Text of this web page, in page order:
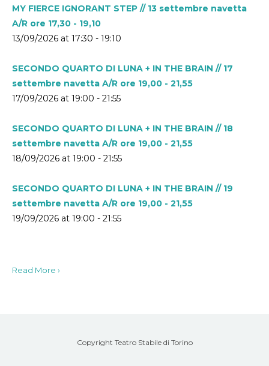
MY FIERCE IGNORANT STEP // 13 settembre navetta
A/R ore 17,30 - 19,10
13/09/2026 at 17:30 - 19:10
SECONDO QUARTO DI LUNA + IN THE BRAIN // 17
settembre navetta A/R ore 19,00 - 21,55
17/09/2026 at 19:00 - 21:55
SECONDO QUARTO DI LUNA + IN THE BRAIN // 18
settembre navetta A/R ore 19,00 - 21,55
18/09/2026 at 19:00 - 21:55
SECONDO QUARTO DI LUNA + IN THE BRAIN // 19
settembre navetta A/R ore 19,00 - 21,55
19/09/2026 at 19:00 - 21:55
Read More ›
Copyright Teatro Stabile di Torino